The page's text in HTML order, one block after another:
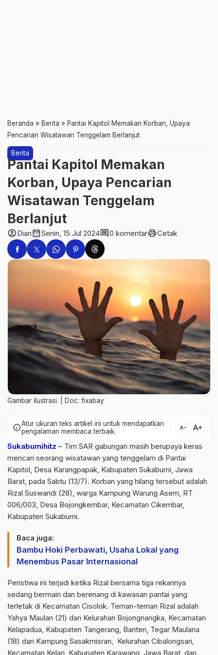
Beranda » Berita » Pantai Kapitol Memakan Korban, Upaya
Pencarian Wisatawan Tenggelam Berlanjut
Berita
Pantai Kapitol Memakan
Korban, Upaya Pencarian
Wisatawan Tenggelam
Berlanjut
account_circleDiancalendar_monthSenin, 15 Jul 2024comment0 komentarprintCetak
Gambar ilustrasi. | Doc: fixabay
infoAtur ukuran teks artikel ini untuk mendapatkan
pengalaman membaca terbaik.
text_decrease text_increase
Sukabumihitz – Tim SAR gabungan masih berupaya keras
mencari seorang wisatawan yang tenggelam di Pantai
Kapitol, Desa Karangpapak, Kabupaten Sukabumi, Jawa
Barat, pada Sabtu (13/7). Korban yang hilang tersebut adalah
Rizal Suswandi (28), warga Kampung Warung Asem, RT
006/003, Desa Bojongkembar, Kecamatan Cikembar,
Kabupaten Sukabumi.
Baca juga:
Bambu Hoki Perbawati, Usaha Lokal yang
Menembus Pasar Internasional
Peristiwa ini terjadi ketika Rizal bersama tiga rekannya
sedang bermain dan berenang di kawasan pantai yang
terletak di Kecamatan Cisolok. Teman-teman Rizal adalah
Yahya Maulan (21) dari Kelurahan Bojongnangka, Kecamatan
Kelapadua, Kabupaten Tangerang, Banten, Tegar Maulana
(18) dari Kampung Sasakmisran, Kelurahan Cibalongsari,
Kecamatan Kelari, Kabupaten Karawang, Jawa Barat, dan